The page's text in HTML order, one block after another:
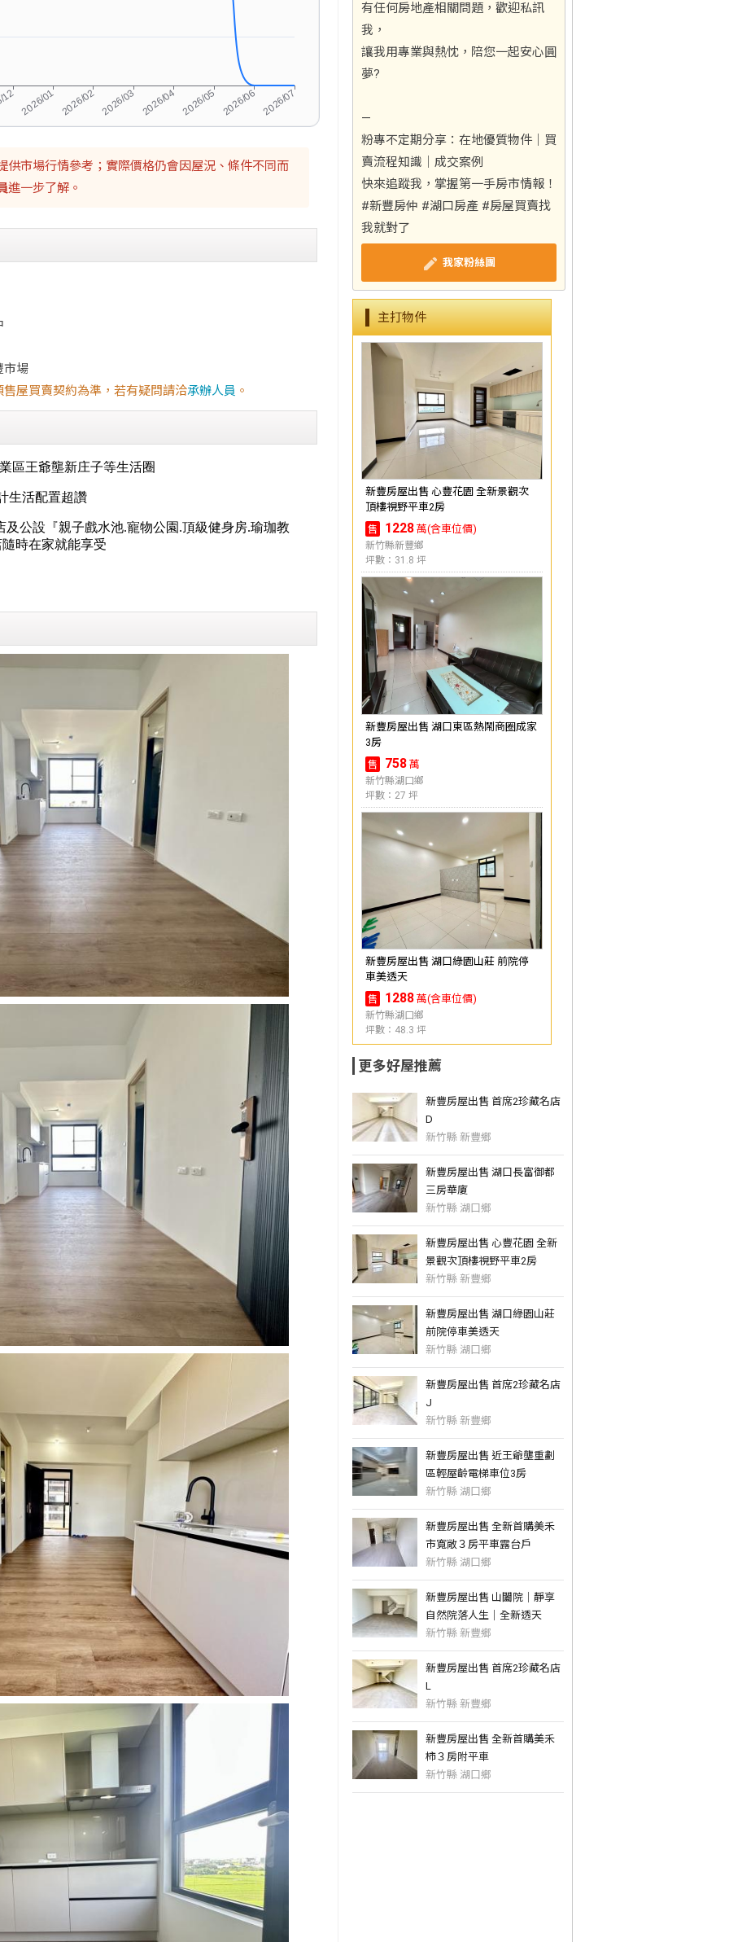
供市場行情參考；實際價格仍會因屋況、條件不同而
進一步了解。
市場
屋買賣契約為準，若有疑問請洽承辦人員 。
有任何房地產相關問題，歡迎私訊
我，
讓我用專業與熱忱，陪您一起安心圓
夢?
—
粉專不定期分享：在地優質物件｜買
賣流程知識｜成交案例
快來追蹤我，掌握第一手房市情報！
#新豐房仲 #湖口房產 #房屋買賣找
我就對了
我家粉絲團
主打物件
新豐房屋出售 心豐花園 全新景觀次
頂樓視野平車2房
售 1228 萬(含車位價)
新竹縣新豐鄉
坪數：31.8 坪
新豐房屋出售 湖口東區熱鬧商圈成家
3房
售 758 萬
新竹縣湖口鄉
坪數：27 坪
新豐房屋出售 湖口綠園山莊 前院停
車美透天
售 1288 萬(含車位價)
新竹縣湖口鄉
坪數：48.3 坪
更多好屋推薦
新豐房屋出售 首席2珍藏名店
D
新竹縣 新豐鄉
新豐房屋出售 湖口長富御都
三房華廈
新竹縣 湖口鄉
新豐房屋出售 心豐花園 全新
景觀次頂樓視野平車2房
新竹縣 新豐鄉
新豐房屋出售 湖口綠園山莊
前院停車美透天
新竹縣 湖口鄉
新豐房屋出售 首席2珍藏名店
J
新竹縣 新豐鄉
新豐房屋出售 近王爺壟重劃
區輕屋齡電梯車位3房
新竹縣 湖口鄉
新豐房屋出售 全新首購美禾
市寬敞３房平車露台戶
新竹縣 湖口鄉
新豐房屋出售 山闔院｜靜享
自然院落人生｜全新透天
新竹縣 新豐鄉
新豐房屋出售 首席2珍藏名店
L
新竹縣 新豐鄉
新豐房屋出售 全新首購美禾
柿３房附平車
新竹縣 湖口鄉